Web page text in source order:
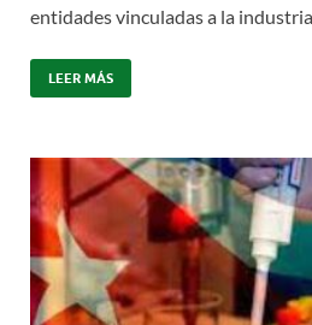
entidades vinculadas a la
LEER MÁS